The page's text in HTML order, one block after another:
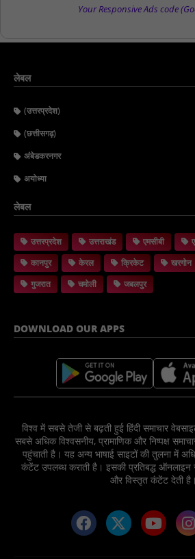
Your Responsive Ads code
लेबल
(उत्तरप्रदेश)
(छत्तीसगढ़)
अंबेडकरनगर
अयोध्या
लेबल
उत्तरप्रदेश उत्तराखंड एमसीबी
कानपुर
केरल क्रिकेट खरगोन
गुजरात
चमोली जबलपुर
DOWNLOAD OUR APPS
विश्व में सबसे तेजी से बढ़ती हुई हिंदी समाचार
सबसे अधिक विश्वसनीय, प्रामाणिक और निष्पक्ष
पहुंचाती है। यह अन्य भाषाई साइटों की तुलना में
कंटेंट उपलब्ध कराती है। इसकी प्रतिबद्ध ऑनलाइन
और विस्तृत कंटेंट देती है।